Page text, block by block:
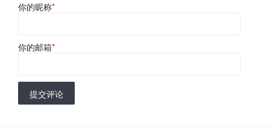
你的昵称*
你的邮箱*
提交评论